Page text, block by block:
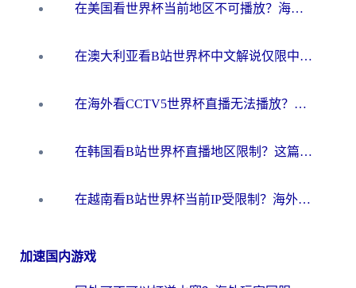
在美国看世界杯当前地区不可播放？海外党体育观赛终极指南来了！
在澳大利亚看B站世界杯中文解说仅限中国大陆？这篇指南帮你打破限制看遍赛事
在海外看CCTV5世界杯直播无法播放？这篇指南让你和国内球迷同步呐喊
在韩国看B站世界杯直播地区限制？这篇指南让你告别“当前地区不可播放”
在越南看B站世界杯当前IP受限制？海外党体育观赛终极指南来了
加速国内游戏